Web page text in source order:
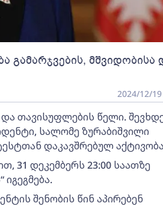
გამარჯვების, მშვიდობისა
2024/12/
და თავისუფლების წელი.
სალომე ზურაბიშვილი
დაკავშრებულ
31 დეკემბერს 23:00 საათზე
შენობის წინ აპირებენ